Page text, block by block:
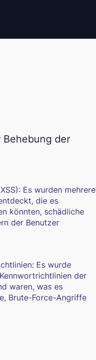
der
Es wurden mehrere
die es
könnten, schädliche
der Benutzer
Es wurde
der
waren, was es
Brute-Force-Angriffe